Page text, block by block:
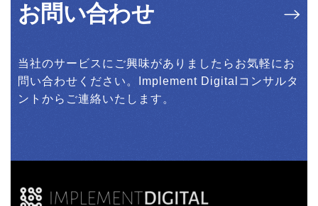
お問い合わせ
当社のサービスにご興味がありましたらお気軽にお
問い合わせください。Implement Digitalコンサルタ
ントからご連絡いたします。